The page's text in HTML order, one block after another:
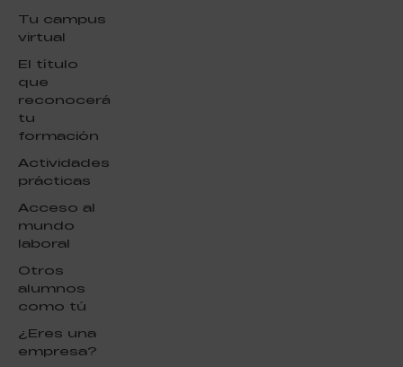
Tu campus
virtual
El título
que
reconocerá
tu
formación
Actividades
prácticas
Acceso al
mundo
laboral
Otros
alumnos
como tú
¿Eres una
empresa?